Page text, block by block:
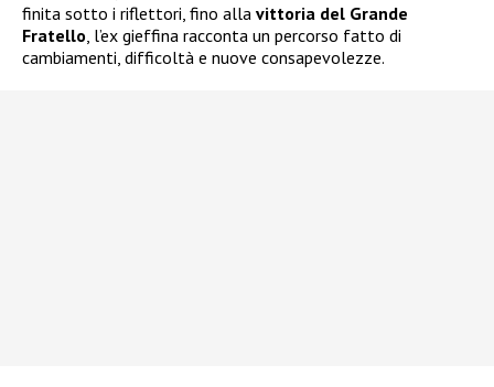
finita sotto i riflettori, fino alla vittoria del Grande
Fratello, l’ex gieffina racconta un percorso fatto di
cambiamenti, difficoltà e nuove consapevolezze.